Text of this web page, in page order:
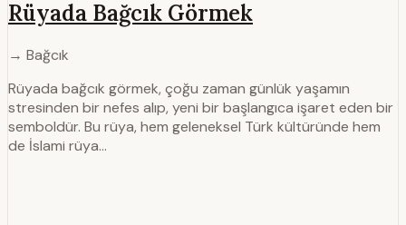
Rüyada Bağcık Görmek
→ Bağcık
Rüyada bağcık görmek, çoğu zaman günlük yaşamın
stresinden bir nefes alıp, yeni bir başlangıca işaret eden bir
semboldür. Bu rüya, hem geleneksel Türk kültüründe hem
de İslami rüya…